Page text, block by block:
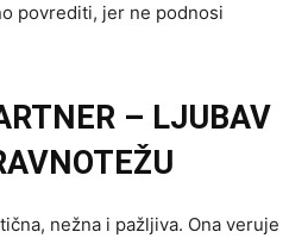
povrediti, jer ne podnosi
– LJUBAV
nežna i pažljiva. Ona veruje